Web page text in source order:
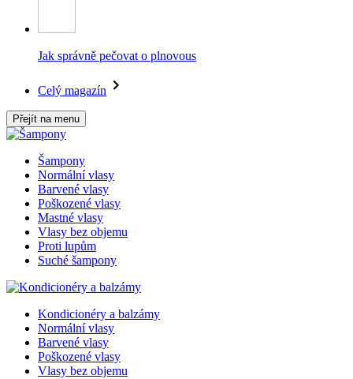
Jak správně pečovat o plnovous
Celý magazín
Přejít na menu
Šampony
Normální vlasy
Barvené vlasy
Poškozené vlasy
Mastné vlasy
Vlasy bez objemu
Proti lupům
Suché šampony
Kondicionéry a balzámy
Normální vlasy
Barvené vlasy
Poškozené vlasy
Vlasy bez objemu